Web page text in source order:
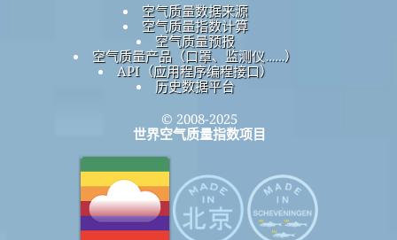
空气质量数据来源
空气质量指数计算
空气质量预报
空气质量产品（口罩、监测仪……）
API（应用程序编程接口）
历史数据平台
© 2008-2025
世界空气质量指数项目